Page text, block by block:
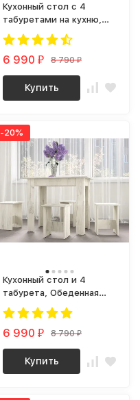
Кухонный стол с 4
табуретами на кухню,
Обеденная группа ОГ-01
ЛДСП крафт табачный
6 990₽ 8 790₽
Купить
-20%
Кухонный стол и 4
табурета, Обеденная
группа ОГ-01 ЛДСП
крафт белый
6 990₽ 8 790₽
Купить